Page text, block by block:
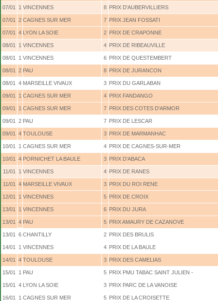
07/01 1 VINCENNES 8 PRIX D'AUBERVILLIERS
07/01 2 CAGNES SUR MER 7 PRIX JEAN FOSSATI
07/01 4 LYON LA SOIE 2 PRIX DE CRAPONNE
08/01 1 VINCENNES 4 PRIX DE RIBEAUVILLE
08/01 1 VINCENNES 6 PRIX DE QUESTEMBERT
08/01 2 PAU 8 PRIX DE JURANCON
08/01 4 MARSEILLE VIVAUX 3 PRIX DU GARLABAN
09/01 1 CAGNES SUR MER 4 PRIX FANDANGO
09/01 1 CAGNES SUR MER 7 PRIX DES COTES D'ARMOR
09/01 2 PAU 7 PRIX DE LESCAR
09/01 4 TOULOUSE 3 PRIX DE MARMANHAC
10/01 1 CAGNES SUR MER 4 PRIX DE CAGNES-SUR-MER
10/01 4 PORNICHET LA BAULE 3 PRIX D'ABACA
11/01 1 VINCENNES 4 PRIX DE RANES
11/01 4 MARSEILLE VIVAUX 3 PRIX DU ROI RENE
12/01 1 VINCENNES 5 PRIX DE CROIX
13/01 1 VINCENNES 6 PRIX DU JURA
13/01 4 PAU 5 PRIX AMAURY DE CAZANOVE
13/01 6 CHANTILLY 2 PRIX DES BRULIS
14/01 1 VINCENNES 4 PRIX DE LA BAULE
14/01 4 TOULOUSE 3 PRIX DES CAMELIAS
15/01 1 PAU 5 PRIX PMU TABAC SAINT JULIEN -
15/01 4 LYON LA SOIE 3 PRIX PARC DE LA VANOISE
16/01 1 CAGNES SUR MER 5 PRIX DE LA CROISETTE